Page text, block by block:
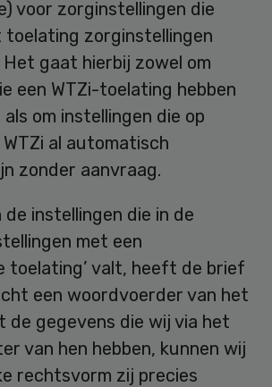
voor zorginstellingen die
toelating zorginstellingen
Het gaat hierbij zowel om
een WTZi-toelating hebben
om instellingen die op
al automatisch
zonder aanvraag.
de instellingen die in de
met een
toelating’ valt, heeft de brief
een woordvoerder van het
de gegevens die wij via het
van hen hebben, kunnen wij
rechtsvorm zij precies